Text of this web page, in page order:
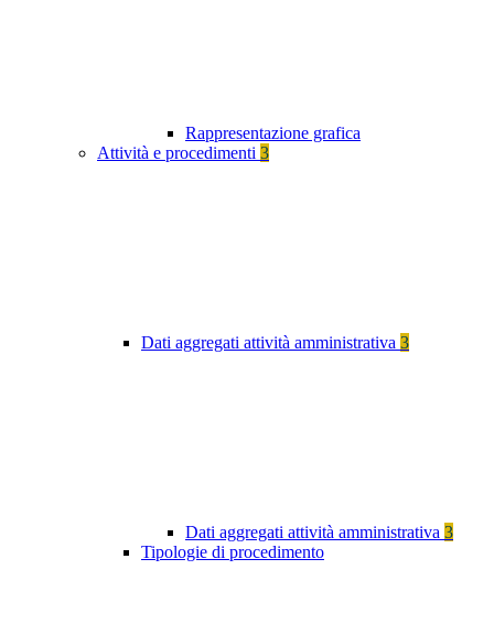
Rappresentazione grafica
Attività e procedimenti 3
Dati aggregati attività amministrativa 3
Dati aggregati attività amministrativa 3
Tipologie di procedimento